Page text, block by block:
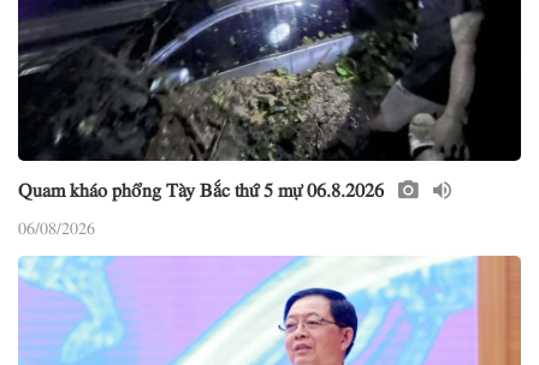
Quam kháo phổng Tày Bắc thứ 5 mự 06.8.2026
06/08/2026